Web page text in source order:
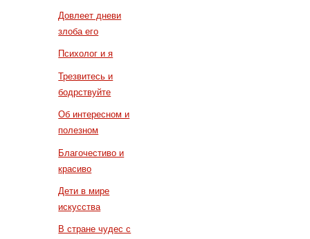
Довлеет дневи
злоба его
Психолог и я
Трезвитесь и
бодрствуйте
Об интересном и
полезном
Благочестиво и
красиво
Дети в мире
искусства
В стране чудес с